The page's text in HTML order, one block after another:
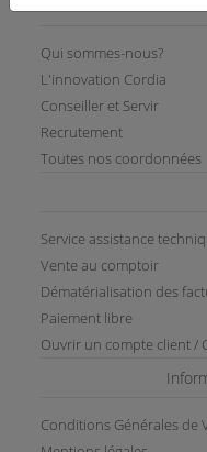
Qui sommes-nous?
L'innovation Cordia
Conseiller et Servir
Recrutement
Toutes nos coordonnées
Service assistance
Vente au comptoir
Dématérialisation des
Paiement libre
Ouvrir un compte client /
Conditions Générales de